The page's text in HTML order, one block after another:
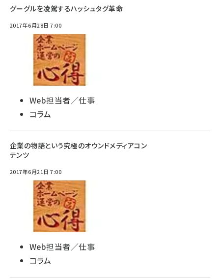
グーグルを凌駕するハッシュタグ革命
2017年6月28日 7:00
Web担当者／仕事
コラム
企業の物語という究極のオウンドメディアコン
テンツ
2017年6月21日 7:00
Web担当者／仕事
コラム